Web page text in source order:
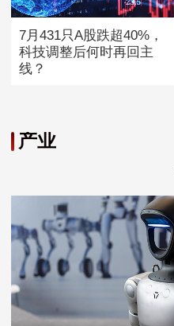
7月431只A股跌超40%，
科技调整后何时再回主
线？
产业